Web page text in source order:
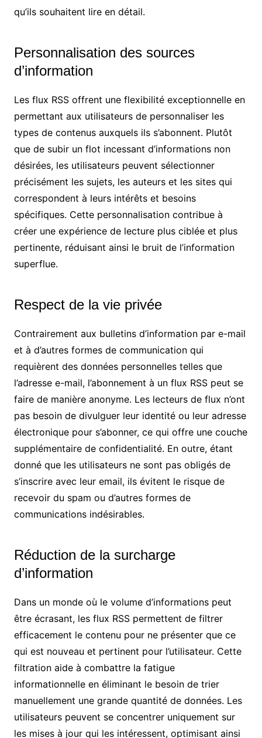
qu’ils souhaitent lire en détail.
Personnalisation des sources
d’information
Les flux RSS offrent une flexibilité exceptionnelle en
permettant aux utilisateurs de personnaliser les
types de contenus auxquels ils s’abonnent. Plutôt
que de subir un flot incessant d’informations non
désirées, les utilisateurs peuvent sélectionner
précisément les sujets, les auteurs et les sites qui
correspondent à leurs intérêts et besoins
spécifiques. Cette personnalisation contribue à
créer une expérience de lecture plus ciblée et plus
pertinente, réduisant ainsi le bruit de l’information
superflue.
Respect de la vie privée
Contrairement aux bulletins d’information par e-mail
et à d’autres formes de communication qui
requièrent des données personnelles telles que
l’adresse e-mail, l’abonnement à un flux RSS peut se
faire de manière anonyme. Les lecteurs de flux n’ont
pas besoin de divulguer leur identité ou leur adresse
électronique pour s’abonner, ce qui offre une couche
supplémentaire de confidentialité. En outre, étant
donné que les utilisateurs ne sont pas obligés de
s’inscrire avec leur email, ils évitent le risque de
recevoir du spam ou d’autres formes de
communications indésirables.
Réduction de la surcharge
d’information
Dans un monde où le volume d’informations peut
être écrasant, les flux RSS permettent de filtrer
efficacement le contenu pour ne présenter que ce
qui est nouveau et pertinent pour l’utilisateur. Cette
filtration aide à combattre la fatigue
informationnelle en éliminant le besoin de trier
manuellement une grande quantité de données. Les
utilisateurs peuvent se concentrer uniquement sur
les mises à jour qui les intéressent, optimisant ainsi